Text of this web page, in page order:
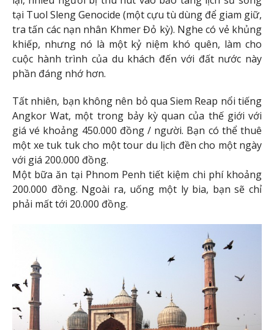
tại Tuol Sleng Genocide (một cựu tù dùng để giam giữ,
tra tấn các nạn nhân Khmer Đỏ kỳ). Nghe có vẻ khủng
khiếp, nhưng nó là một kỷ niệm khó quên, làm cho
cuộc hành trình của du khách đến với đất nước này
phần đáng nhớ hơn.
Tất nhiên, bạn không nên bỏ qua Siem Reap nổi tiếng
Angkor Wat, một trong bảy kỳ quan của thế giới với
giá vé khoảng 450.000 đồng / người. Bạn có thể thuê
một xe tuk tuk cho một tour du lịch đền cho một ngày
với giá 200.000 đồng.
Một bữa ăn tại Phnom Penh tiết kiệm chi phí khoảng
200.000 đồng. Ngoài ra, uống một ly bia, bạn sẽ chỉ
phải mất tới 20.000 đồng.